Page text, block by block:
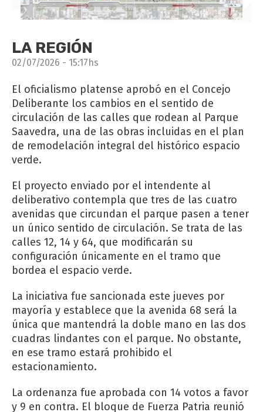
LA REGIÓN
02/07/2026 - 15:17hs
El oficialismo platense aprobó en el Concejo
Deliberante los cambios en el sentido de
circulación de las calles que rodean al Parque
Saavedra, una de las obras incluidas en el plan
de remodelación integral del histórico espacio
verde.
El proyecto enviado por el intendente al
deliberativo contempla que tres de las cuatro
avenidas que circundan el parque pasen a tener
un único sentido de circulación. Se trata de las
calles 12, 14 y 64, que modificarán su
configuración únicamente en el tramo que
bordea el espacio verde.
La iniciativa fue sancionada este jueves por
mayoría y establece que la avenida 68 será la
única que mantendrá la doble mano en las dos
cuadras lindantes con el parque. No obstante,
en ese tramo estará prohibido el
estacionamiento.
La ordenanza fue aprobada con 14 votos a favor
y 9 en contra. El bloque de Fuerza Patria reunió